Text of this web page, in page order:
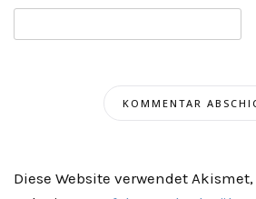
Diese Website verwendet